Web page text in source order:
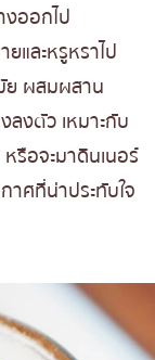
ออกไป
และหรูหราไป
ย ผสมผสาน
ลงตัว เหมาะกับ
อจะมาดินเนอร์
าศที่น่าประทับใจ